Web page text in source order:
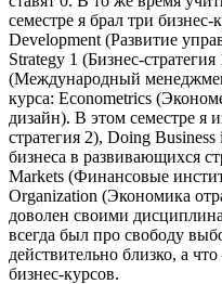
семестре я брал три
Development (Развитие
Strategy 1 (Бизнес-
(Международный
курса: Econometrics
дизайн). В этом семестре я
стратегия 2), Doing
бизнеса в развивающихся
Markets (Финансовые
Organization (Экономика
доволен своими
всегда был про свободу
действительно близко, а
бизнес-курсов.